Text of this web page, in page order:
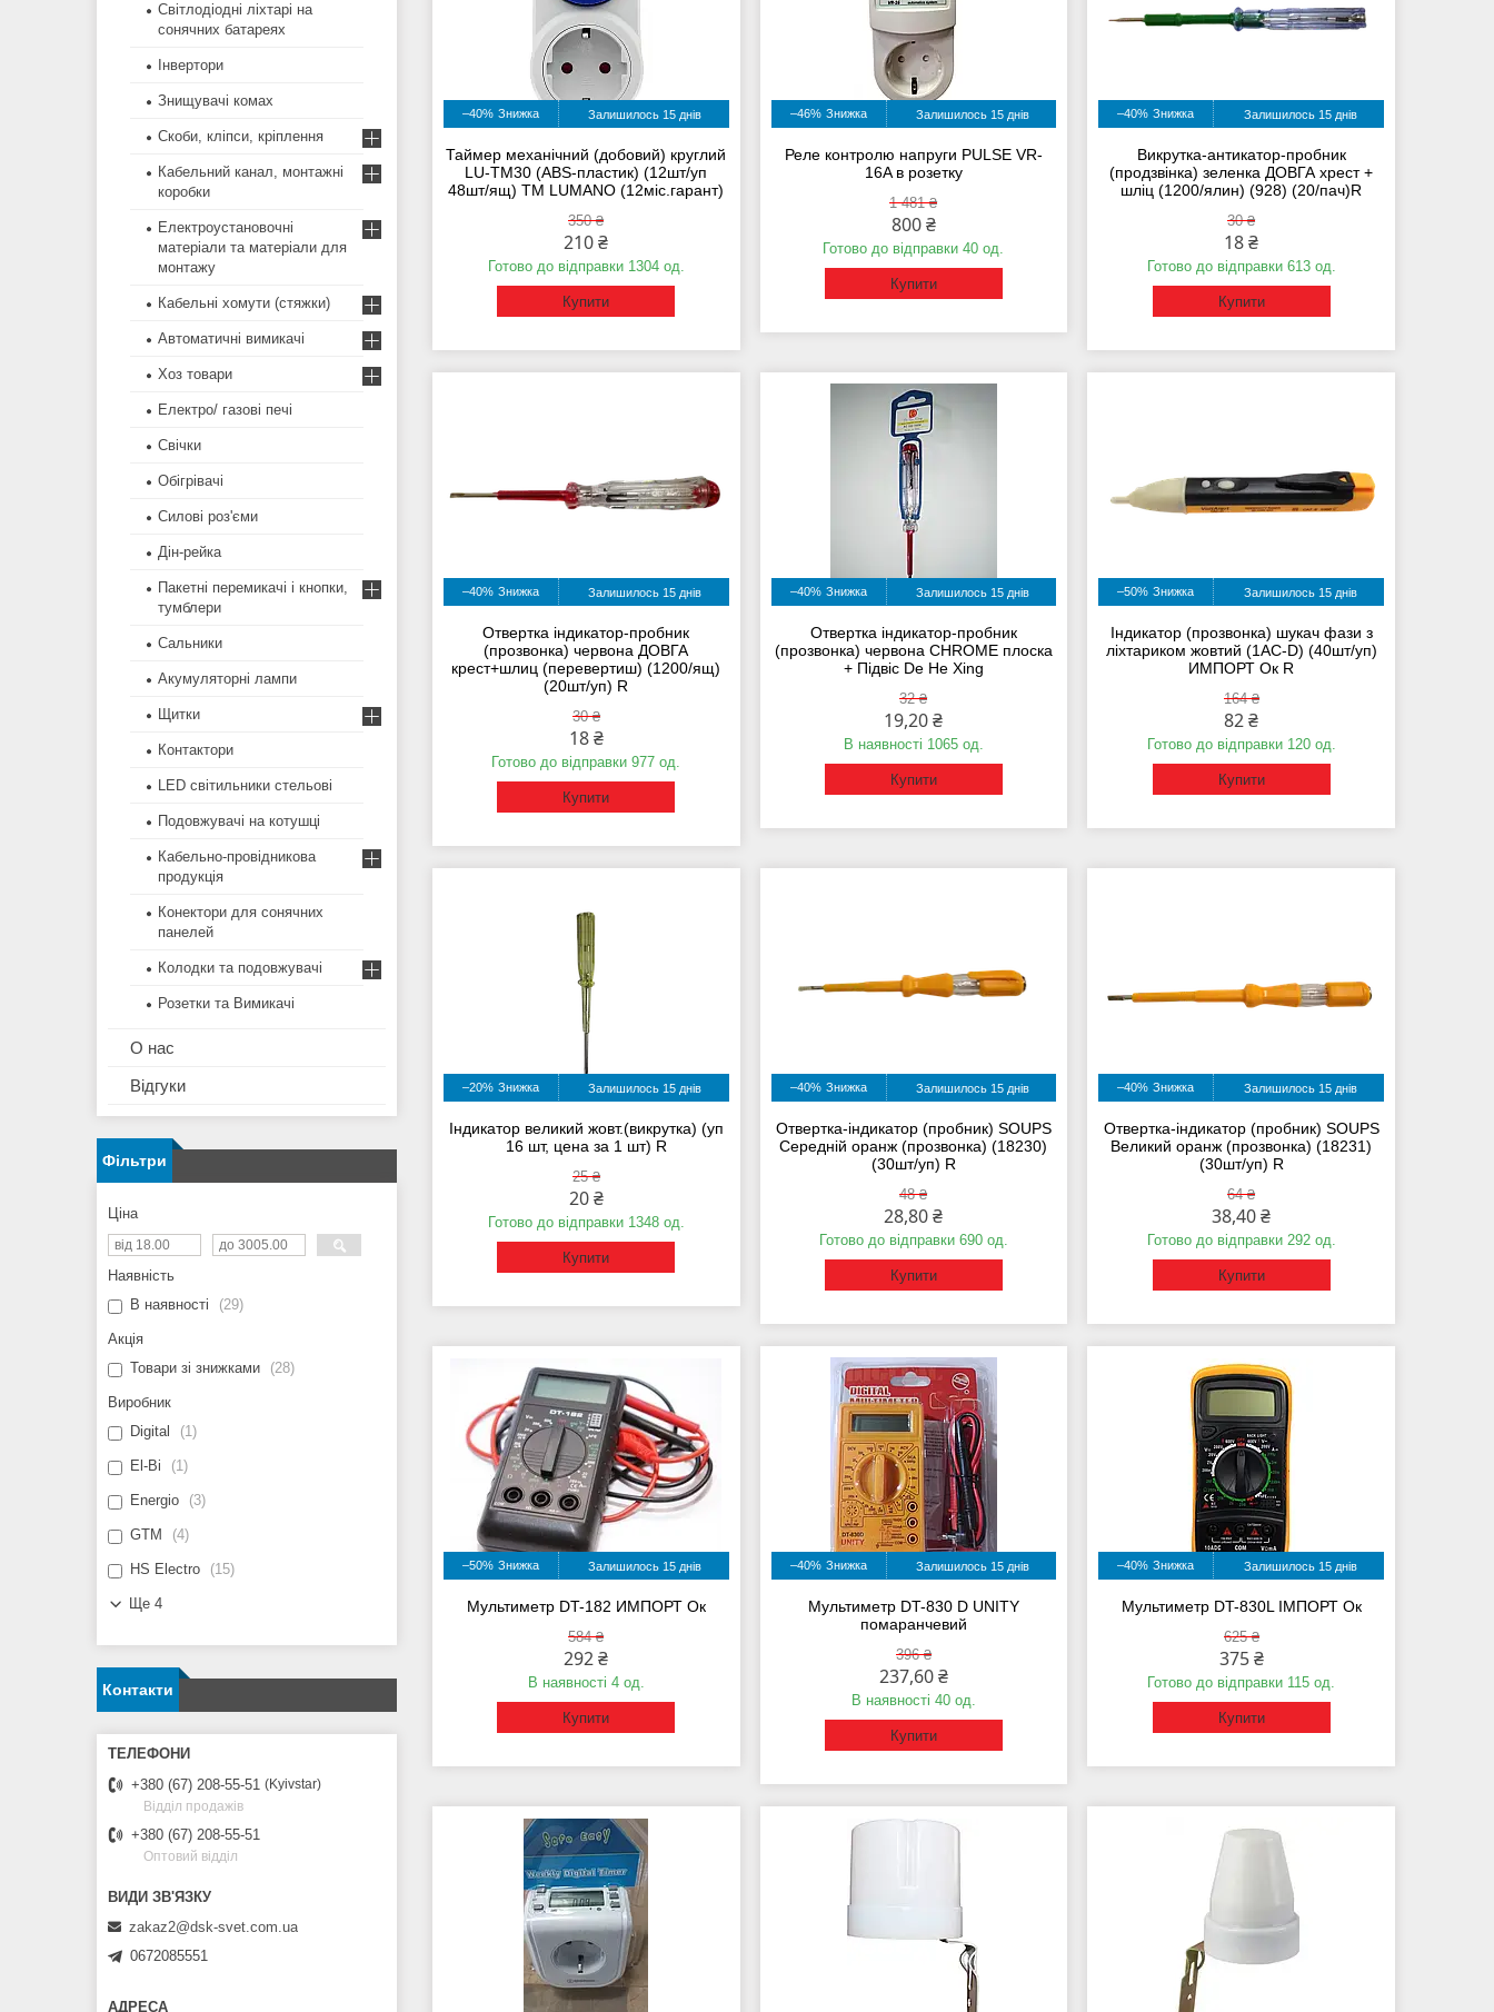
–40% Залишилось 15 днів
Таймер механічний (добовий) круглий
LU-TM30 (ABS-пластик) (12шт/уп
48шт/ящ) ТМ LUMANO (12міс.гарант)
350 ₴
210 ₴
Готово до відправки 1304 од.
Купити
–46% Залишилось 15 днів
Реле контролю напруги PULSE VR-
16A в розетку
1 481 ₴
800 ₴
Готово до відправки 40 од.
Купити
–40% Залишилось 15 днів
Викрутка-антикатор-пробник
(продзвінка) зеленка ДОВГА хрест +
шліц (1200/ялин) (928) (20/пач)R
30 ₴
18 ₴
Готово до відправки 613 од.
Купити
–40% Залишилось 15 днів
Отвертка індикатор-пробник
(прозвонка) червона ДОВГА
крест+шлиц (перевертиш) (1200/ящ)
(20шт/уп) R
30 ₴
18 ₴
Готово до відправки 977 од.
Купити
–40% Залишилось 15 днів
Отвертка індикатор-пробник
(прозвонка) червона CHROME плоска
+ Підвіс De He Xing
32 ₴
19,20 ₴
В наявності 1065 од.
Купити
–50% Залишилось 15 днів
Індикатор (прозвонка) шукач фази з
ліхтариком жовтий (1AC-D) (40шт/уп)
ИМПОРТ Ок R
164 ₴
82 ₴
Готово до відправки 120 од.
Купити
–20% Залишилось 15 днів
Індикатор великий жовт.(викрутка) (уп
16 шт, цена за 1 шт) R
25 ₴
20 ₴
Готово до відправки 1348 од.
Купити
–40% Залишилось 15 днів
Отвертка-індикатор (пробник) SOUPS
Середній оранж (прозвонка) (18230)
(30шт/уп) R
48 ₴
28,80 ₴
Готово до відправки 690 од.
Купити
–40% Залишилось 15 днів
Отвертка-індикатор (пробник) SOUPS
Великий оранж (прозвонка) (18231)
(30шт/уп) R
64 ₴
38,40 ₴
Готово до відправки 292 од.
Купити
–50% Залишилось 15 днів
Мультиметр DT-182 ИМПОРТ Ок
584 ₴
292 ₴
В наявності 4 од.
Купити
–40% Залишилось 15 днів
Мультиметр DT-830 D UNITY
помаранчевий
396 ₴
237,60 ₴
В наявності 40 од.
Купити
–40% Залишилось 15 днів
Мультиметр DT-830L ІМПОРТ Ок
625 ₴
375 ₴
Готово до відправки 115 од.
Купити
Світлодіодні ліхтарі на
сонячних батареях
Інвертори
Знищувачі комах
Скоби, кліпси, кріплення
Кабельний канал, монтажні
коробки
Електроустановочні
матеріали та матеріали для
монтажу
Кабельні хомути (стяжки)
Автоматичні вимикачі
Хоз товари
Електро/ газові печі
Свічки
Обігрівачі
Силові роз'єми
Дін-рейка
Пакетні перемикачі і кнопки,
тумблери
Сальники
Акумуляторні лампи
Щитки
Контактори
LED світильники стельові
Подовжувачі на котушці
Кабельно-провідникова
продукція
Конектори для сонячних
панелей
Колодки та подовжувачі
Розетки та Вимикачі
О нас
Відгуки
Фільтри
Ціна
Наявність
В наявності
29
Акція
Товари зі знижками
28
Виробник
Digital
1
El-Bi 1
Energio 3
GTM 4
HS Electro 15
Ще 4
Контакти
+380 (67) 208-55-51
Kyivstar
Відділ продажів
+380 (67) 208-55-51
Оптовий відділ
zakaz2@dsk-svet.com.ua
0672085551